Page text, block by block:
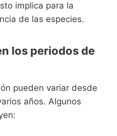
implica para la
de las especies.
los periodos de
pueden variar desde
años. Algunos